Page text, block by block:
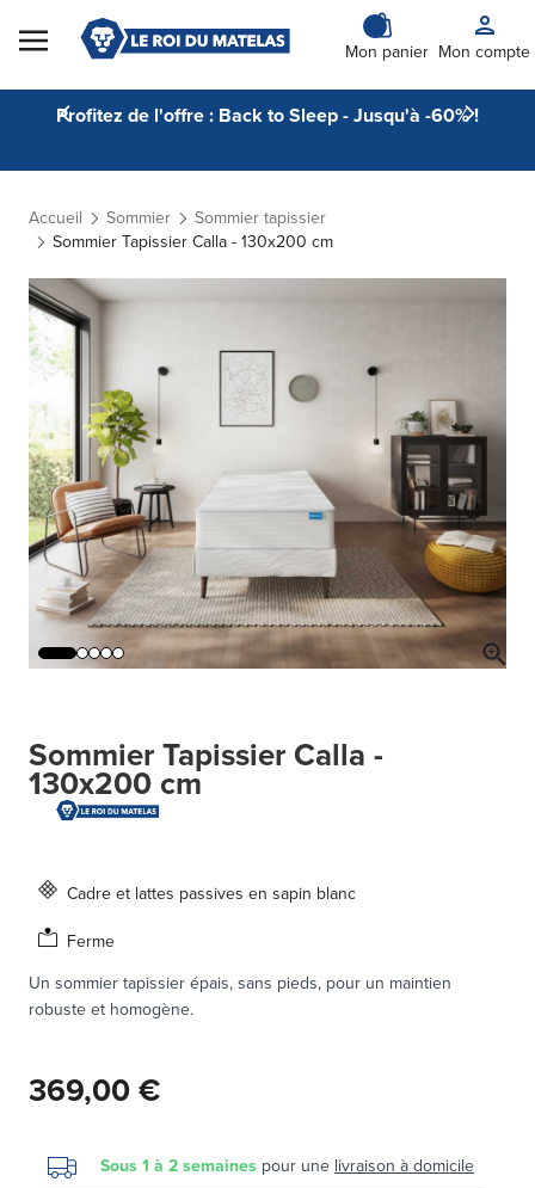
Skip to Content
Mon panier Mon compte
Profitez de l'offre : Back to Sleep - Jusqu'à -60% !
Accueil Sommier
Sommier tapissier
Sommier Tapissier Calla - 130x200 cm
Sommier Tapissier Calla -
130x200 cm
Cadre et lattes passives en sapin blanc
Ferme
Un sommier tapissier épais, sans pieds, pour un maintien
robuste et homogène.
369,00 €
Sous 1 à 2 semaines pour une livraison à domicile